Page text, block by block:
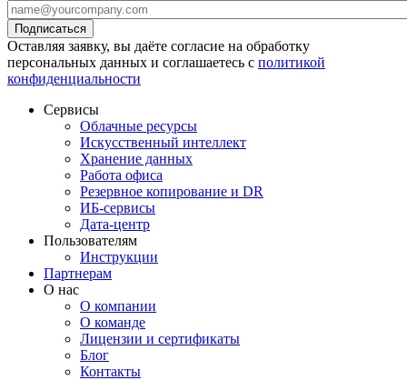
Оставляя заявку, вы даёте согласие на обработку
персональных данных и соглашаетесь с политикой
конфиденциальности
Сервисы
Облачные ресурсы
Искусственный интеллект
Хранение данных
Работа офиса
Резервное копирование и DR
ИБ-сервисы
Дата-центр
Пользователям
Инструкции
Партнерам
О нас
О компании
О команде
Лицензии и сертификаты
Блог
Контакты